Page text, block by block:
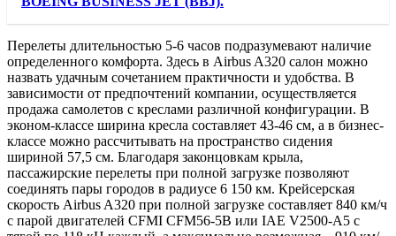
Перелеты длительностью 5-6 часов подразумевают наличие
определенного комфорта. Здесь в Airbus A320 салон можно
назвать удачным сочетанием практичности и удобства. В
зависимости от предпочтений компании, осуществляется
продажа самолетов с креслами различной конфигурации. В
эконом-классе ширина кресла составляет 43-46 см, а в бизнес-
классе можно рассчитывать на пространство сидения
шириной 57,5 см. Благодаря законцовкам крыла,
пассажирские перелеты при полной загрузке позволяют
соединять пары городов в радиусе 6 150 км. Крейсерская
скорость Airbus A320 при полной загрузке составляет 840 км/ч
с парой двигателей CFMI CFM56-5B или IAE V2500-A5 с